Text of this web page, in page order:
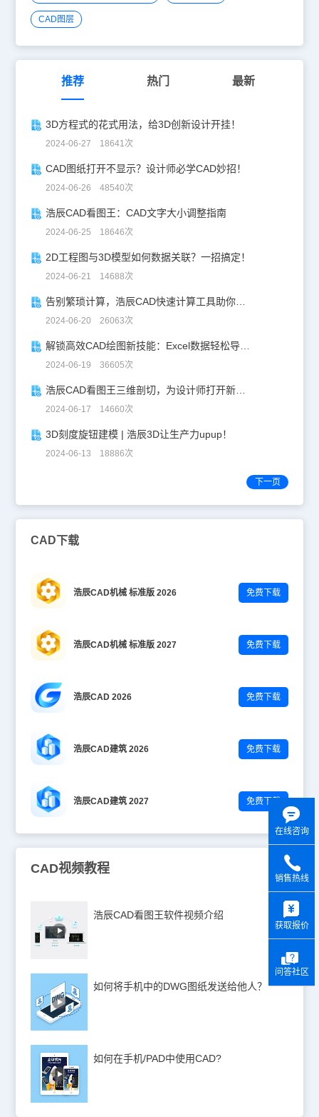
CAD图层
推荐 热门 最新
3D方程式的花式用法，给3D创新设计开挂！
2024-06-27 18641次
CAD图纸打开不显示？设计师必学CAD妙招！
2024-06-26 48540次
浩辰CAD看图王：CAD文字大小调整指南
2024-06-25 18646次
2D工程图与3D模型如何数据关联？一招搞定！
2024-06-21 14688次
告别繁琐计算，浩辰CAD快速计算工具助你一臂之力！
2024-06-20 26063次
解锁高效CAD绘图新技能：Excel数据轻松导入CAD
2024-06-19 36605次
浩辰CAD看图王三维剖切，为设计师打开新世界的大门！
2024-06-17 14660次
3D刻度旋钮建模 | 浩辰3D让生产力upup！
2024-06-13 18886次
下一页
CAD下载
浩辰CAD机械 标准版 2026 免费下载
浩辰CAD机械 标准版 2027 免费下载
浩辰CAD 2026 免费下载
浩辰CAD建筑 2026 免费下载
浩辰CAD建筑 2027 免费下载
CAD视频教程
浩辰CAD看图王软件视频介绍
如何将手机中的DWG图纸发送给他人？
如何在手机/PAD中使用CAD?
在线咨询
销售热线
获取报价
问答社区